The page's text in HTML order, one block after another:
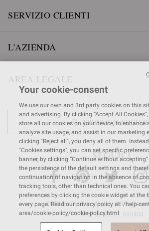
SERVIZIO CLIENTI
L’AZIENDA
AREA LEGALE
TROVA UN
SEGUICI
© 2026 Gianvito Rossi. All rights
VAT nr 03591 680404
Your cookie-consent
We use our own and 3rd party cookies on this
and advertising. By clicking “Accept All
store all our cookies on your device, to enhance
analyze site usage, and assist in our marketing
clicking "Reject all", you deny all of them.
"Cookies settings", you can set specific
banner, by clicking “Continue without
the persistence of the default settings and
continuation of navigation in the absence of
tracking tools, other than technical ones. You
preferences by clicking the cookie widget at the
every page. Read our privacy policy at: /help-
area/cookie-policy/cookie-policy.html